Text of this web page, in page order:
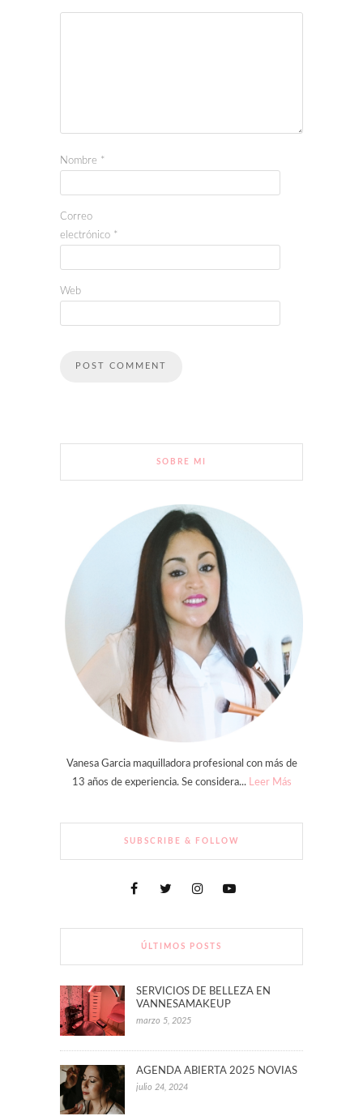
Nombre *
Correo
electrónico *
Web
SOBRE MI
Vanesa Garcia maquilladora profesional con más de
13 años de experiencia. Se considera... Leer Más
SUBSCRIBE & FOLLOW
ÚLTIMOS POSTS
SERVICIOS DE BELLEZA EN
VANNESAMAKEUP
marzo 5, 2025
AGENDA ABIERTA 2025 NOVIAS
julio 24, 2024